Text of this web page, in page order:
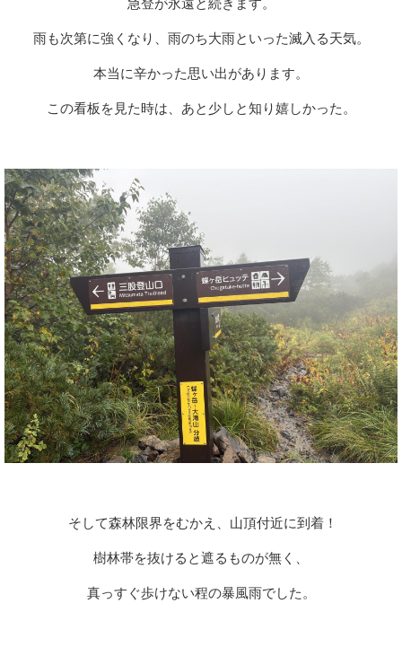
急登が永遠と続きます。
雨も次第に強くなり、雨のち大雨といった滅入る天気。
本当に辛かった思い出があります。
この看板を見た時は、あと少しと知り嬉しかった。
そして森林限界をむかえ、山頂付近に到着！
樹林帯を抜けると遮るものが無く、
真っすぐ歩けない程の暴風雨でした。